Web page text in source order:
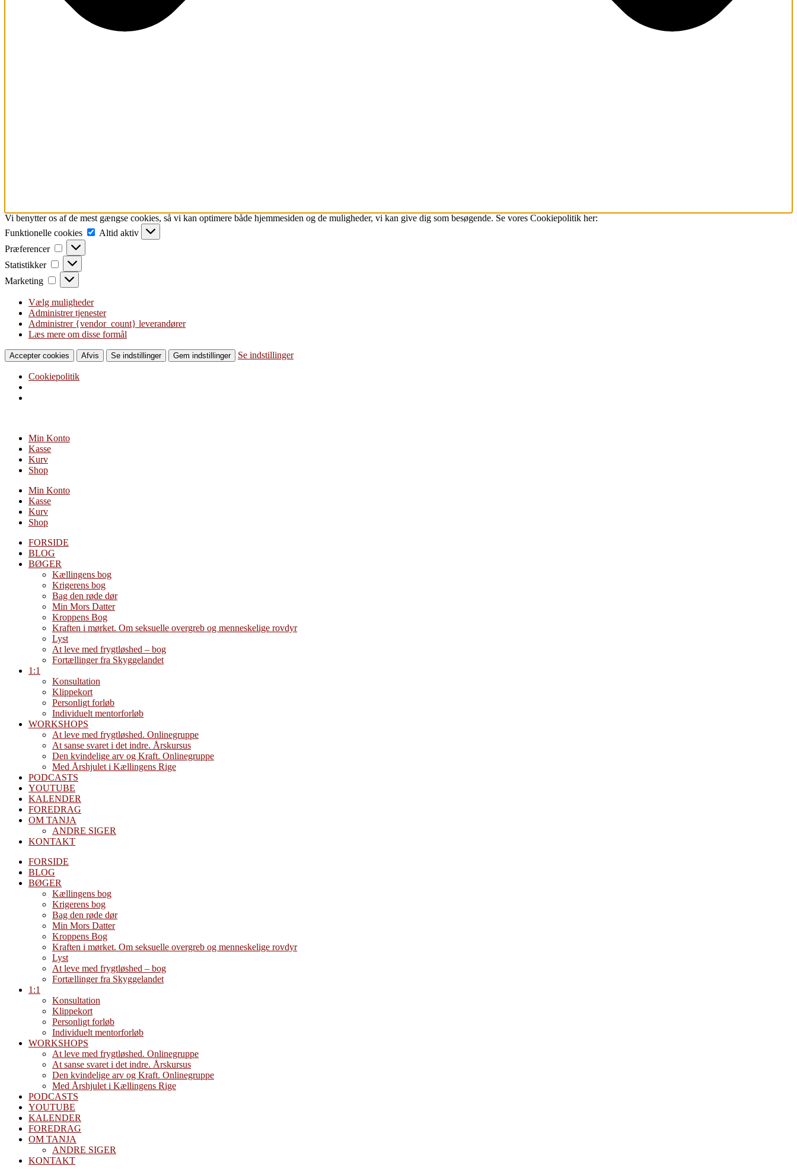
Vi benytter os af de mest gængse cookies, så vi kan optimere både hjemmesiden og de muligheder, vi kan give dig som besøgende. Se vores Cookiepolitik her:
Funktionelle cookies
Funktionelle
cookies
Altid aktiv
Præferencer
Præferencer
Statistikker Statistikker
Marketing Marketing
Vælg muligheder
Administrer tjenester
Administrer {vendor_count} leverandører
Læs mere om disse formål
Accepter cookies Afvis Se indstillinger Gem indstillinger Se indstillinger
Cookiepolitik
indholdMin Konto
Kasse
Kurv
Shop
Min Konto
Kasse
Kurv
Shop
FORSIDE
BLOG
BØGER
Kællingens bog
Krigerens bog
Bag den røde dør
Min Mors Datter
Kroppens Bog
Kraften i mørket. Om seksuelle overgreb og menneskelige rovdyr
Lyst
At leve med frygtløshed – bog
Fortællinger fra Skyggelandet
1:1
Konsultation
Klippekort
Personligt forløb
Individuelt mentorforløb
WORKSHOPS
At leve med frygtløshed. Onlinegruppe
At sanse svaret i det indre. Årskursus
Den kvindelige arv og Kraft. Onlinegruppe
Med Årshjulet i Kællingens Rige
PODCASTS
YOUTUBE
KALENDER
FOREDRAG
OM TANJA
ANDRE SIGER
KONTAKT
FORSIDE
BLOG
BØGER
Kællingens bog
Krigerens bog
Bag den røde dør
Min Mors Datter
Kroppens Bog
Kraften i mørket. Om seksuelle overgreb og menneskelige rovdyr
Lyst
At leve med frygtløshed – bog
Fortællinger fra Skyggelandet
1:1
Konsultation
Klippekort
Personligt forløb
Individuelt mentorforløb
WORKSHOPS
At leve med frygtløshed. Onlinegruppe
At sanse svaret i det indre. Årskursus
Den kvindelige arv og Kraft. Onlinegruppe
Med Årshjulet i Kællingens Rige
PODCASTS
YOUTUBE
KALENDER
FOREDRAG
OM TANJA
ANDRE SIGER
KONTAKT